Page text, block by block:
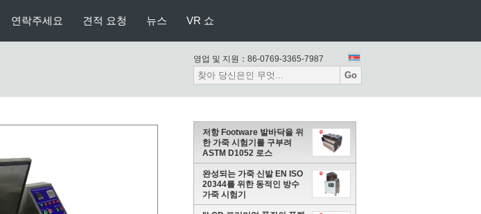
연락주세요 견적 요청 뉴스 VR 쇼
영업 및 지원： 86-0769-3365-7987
Go
저항 Footware 발바닥을 위
한 가죽 시험기를 구부려
ASTM D1052 로스
완성되는 가죽 신발 EN ISO
20344를 위한 동적인 방수
가죽 시험기